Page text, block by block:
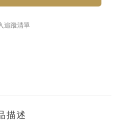
追蹤清單
描述